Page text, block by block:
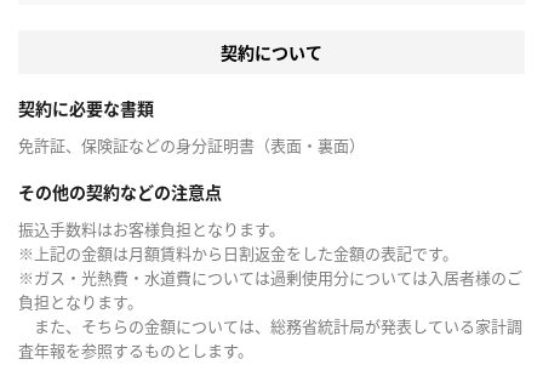
契約について
契約に必要な書類
免許証、保険証などの身分証明書（表面・裏面）
その他の契約などの注意点
振込手数料はお客様負担となります。
※上記の金額は月額賃料から日割返金をした金額の表記です。
※ガス・光熱費・水道費については過剰使用分については入居者様のご
負担となります。
また、そちらの金額については、総務省統計局が発表している家計調
査年報を参照するものとします。